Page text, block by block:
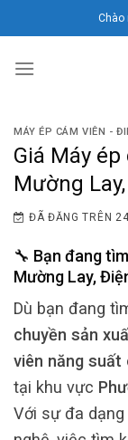
đến
dung
Chào
MÁY ÉP CÁM VIÊN -
Giá Máy
Mường
ĐÃ ĐĂNG TRÊN
🔧 Bạn đang
Mường Lay,
Dù bạn đang
chuyền sản
viên năng suất
tại khu vực
Với sự đa